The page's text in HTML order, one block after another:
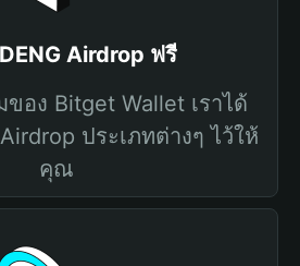
Airdrop ฟรี
อง Bitget Wallet เราได้
ประเภทต่างๆ ไว้ให้
คุณ